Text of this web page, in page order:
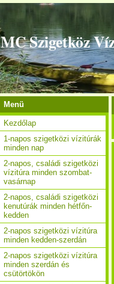
MC Szigetköz
Menü
Kezdőlap
1-napos szigetközi vízitúrák
minden nap
2-napos, családi szigetközi
vízitúra minden szombat-
vasárnap
2-napos, családi szigetközi
kenutúrák minden hétfőn-
kedden
2-napos szigetközi vízitúra
minden kedden-szerdán
2-napos szigetközi vízitúra
minden szerdán és
csütörtökön